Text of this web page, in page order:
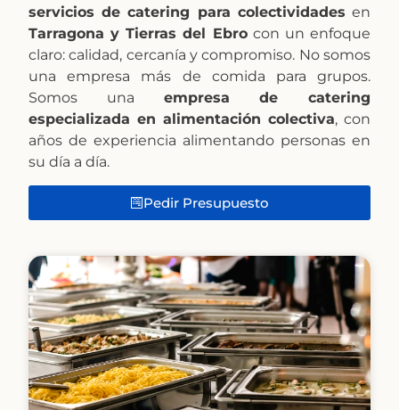
servicios de catering para colectividades en
Tarragona y Tierras del Ebrocon un enfoque
claro: calidad, cercanía y compromiso. No somos
una empresa más de comida para grupos.
Somos una empresa de catering
especializada en alimentación colectiva, con
años de experiencia alimentando personas en
su día a día.
Pedir Presupuesto